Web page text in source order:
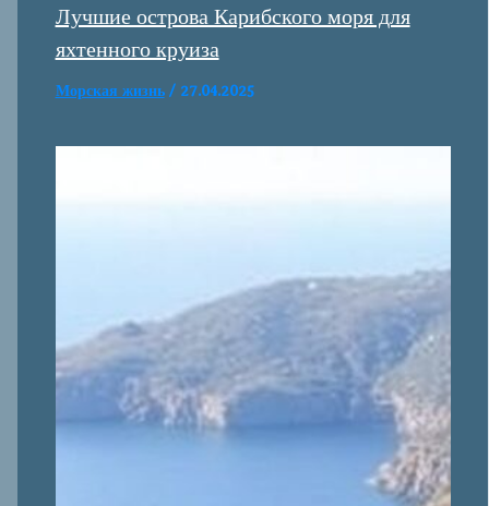
Лучшие острова Карибского моря для
яхтенного круиза
Морская жизнь/ 27.04.2025